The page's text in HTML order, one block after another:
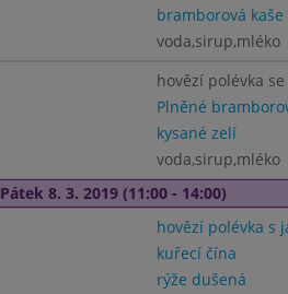
bramborová kaše
voda,sirup,mléko
hovězí polévka
Plněné
kysané zelí
voda,sirup,mléko
Pátek 8. 3. 2019 (11:00 - 14:00)
hovězí polévka s
kuřecí čína
rýže dušená